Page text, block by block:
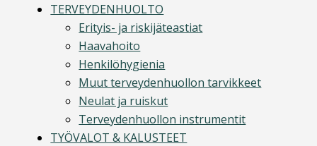
TERVEYDENHUOLTO
Erityis- ja riskijäteastiat
Haavahoito
Henkilöhygienia
Muut terveydenhuollon tarvikkeet
Neulat ja ruiskut
Terveydenhuollon instrumentit
TYÖVALOT & KALUSTEET